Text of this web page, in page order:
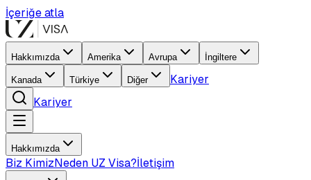
İçeriğe atla
Hakkımızda Amerika Avrupa İngiltere
Kanada Türkiye Diğer
Kariyer
Kariyer
Hakkımızda
Biz KimizNeden UZ Visa?İletişim